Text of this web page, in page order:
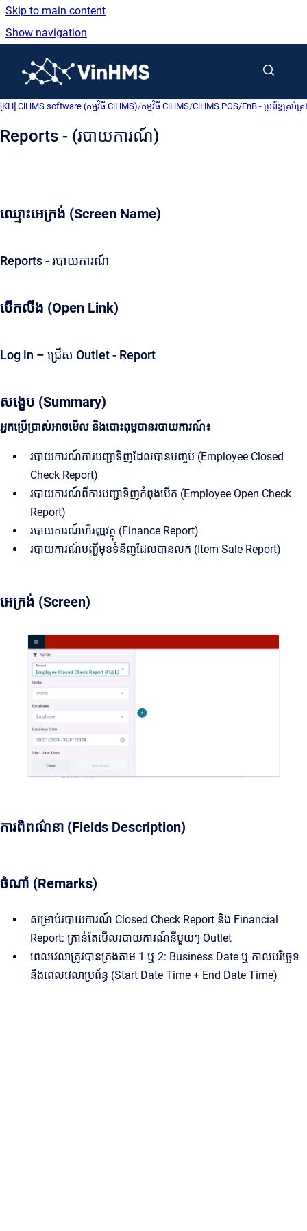
Skip to main content
Show navigation
[KH] CiHMS software (កម្មវិធី CiHMS)/កម្មវិធី CiHMS/CiHMS POS/FnB - ប្រព័ន្ធគ្រ
Reports - (របាយការណ៍)
ឈ្មោះអេក្រង់ (Screen Name)
Reports - របាយការណ៍
បើកលីង (Open Link)
Log in – ជ្រើស Outlet - Report
សង្ខេប (Summary)
អ្នកប្រើប្រាស់អាចមើល និងបោះពុម្ពបានរបាយការណ៍៖
របាយការណ៍ការបញ្ជាទិញដែលបានបញ្ចប់ (Employee Closed
Check Report)
របាយការណ៍ពីការបញ្ជាទិញកំពុងបើក (Employee Open Check
Report)
របាយការណ៍ហិរញ្ញវត្ថុ (Finance Report)
របាយការណ៍​បញ្ជីមុខ​ទំនិញ​ដែល​បាន​លក់ (Item Sale Report)
អេក្រង់ (Screen)
ការពិពណ៌នា (Fields Description)
ចំណាំ (Remarks)
សម្រាប់របាយការណ៍ Closed Check Report និង Financial
Report: គ្រាន់តែមើលរបាយការណ៍នីមួយៗ Outlet
ពេលវេលាត្រូវបានត្រងតាម 1 ឬ 2: Business Date ឬ កាលបរិច្ឆេទ
និងពេលវេលាប្រព័ន្ធ (Start Date Time + End Date Time)